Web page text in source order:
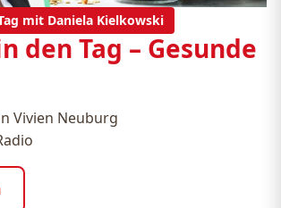
mit Daniela Kielkowski
den Tag – Gesunde
Vivien Neuburg